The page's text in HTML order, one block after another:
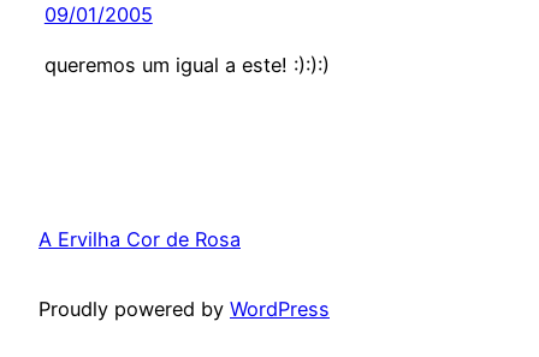
09/01/2005
queremos um igual a este! :):):)
A Ervilha Cor de Rosa
Proudly powered by WordPress